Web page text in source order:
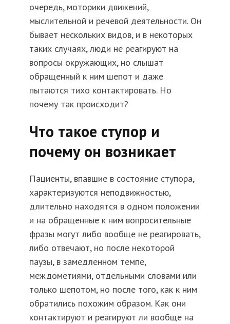
очередь, моторики движений,
мыслительной и речевой деятельности. Он
бывает нескольких видов, и в некоторых
таких случаях, люди не реагируют на
вопросы окружающих, но слышат
обращенный к ним шепот и даже
пытаются тихо контактировать. Но
почему так происходит?
Что такое ступор и
почему он возникает
Пациенты, впавшие в состояние ступора,
характеризуются неподвижностью,
длительно находятся в одном положении
и на обращенные к ним вопросительные
фразы могут либо вообще не реагировать,
либо отвечают, но после некоторой
паузы, в замедленном темпе,
междометиями, отдельными словами или
только шепотом, но после того, как к ним
обратились похожим образом. Как они
контактируют и реагируют ли вообще на